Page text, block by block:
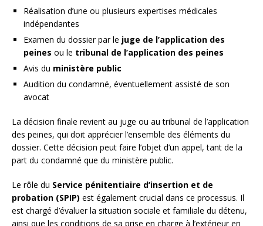
Réalisation d’une ou plusieurs expertises médicales
indépendantes
Examen du dossier par le juge de l’application des
peines ou le tribunal de l’application des peines
Avis du ministère public
Audition du condamné, éventuellement assisté de son
avocat
La décision finale revient au juge ou au tribunal de l’application
des peines, qui doit apprécier l’ensemble des éléments du
dossier. Cette décision peut faire l’objet d’un appel, tant de la
part du condamné que du ministère public.
Le rôle du Service pénitentiaire d’insertion et de
probation (SPIP) est également crucial dans ce processus. Il
est chargé d’évaluer la situation sociale et familiale du détenu,
ainsi que les conditions de sa prise en charge à l’extérieur en